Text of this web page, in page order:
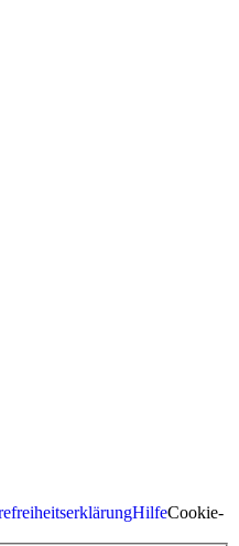
HilfeCookie-